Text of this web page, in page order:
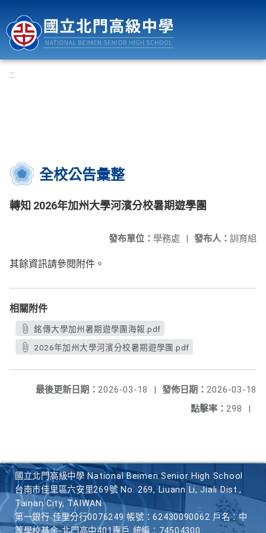
:::
全校公告彙整
轉知 2026年加州大學河濱分校暑期遊學團
發布人： 訓育組
發布單位： 學務處 |
其餘資訊請參閱附件。
相關附件
銘傳大學加州暑期遊學團海報.pdf
2026年加州大學河濱分校暑期遊學團.pdf
發佈日期： 2026-03-18
最後更新日期： 2026-03-18
|
點擊率： 298 |
國立北門高級中學 National Beimen Senior High School
台南市佳里區六安里269號 No. 269, Liuann Li, Jiali Dist.,
Tainan City, TAIWAN
第一銀行 佳里分行0076249 帳號：62430090062 戶名：中
等學校基金-北門高中401專戶 統編：74504300